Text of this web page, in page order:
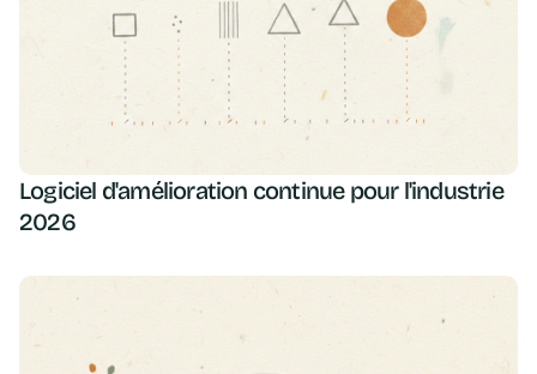
Logiciel d'amélioration continue pour l'industrie
2026